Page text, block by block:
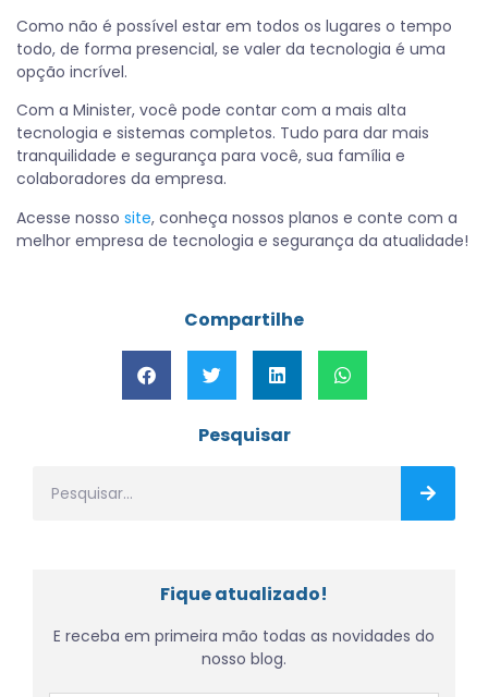
Pesquisar
Fique atualizado!
E receba em primeira mão todas as novidades do
nosso blog.
Como não é possível estar em todos os lugares o tempo
todo, de forma presencial, se valer da tecnologia é uma
opção incrível.
Com a Minister, você pode contar com a mais alta
tecnologia e sistemas completos. Tudo para dar mais
tranquilidade e segurança para você, sua família e
colaboradores da empresa.
Acesse nosso site, conheça nossos planos e conte com a
melhor empresa de tecnologia e segurança da atualidade!
Compartilhe